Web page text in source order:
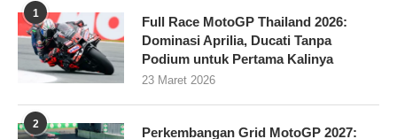
1
Full Race MotoGP Thailand 2026:
Dominasi Aprilia, Ducati Tanpa
Podium untuk Pertama Kalinya
23 Maret 2026
2
Perkembangan Grid MotoGP 2027: